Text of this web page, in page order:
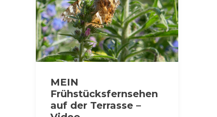
MEIN
Frühstücksfernsehen
auf der Terrasse –